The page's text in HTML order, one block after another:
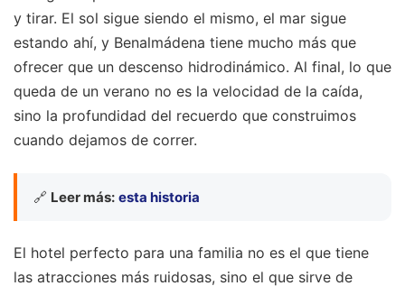
y tirar. El sol sigue siendo el mismo, el mar sigue
estando ahí, y Benalmádena tiene mucho más que
ofrecer que un descenso hidrodinámico. Al final, lo que
queda de un verano no es la velocidad de la caída,
sino la profundidad del recuerdo que construimos
cuando dejamos de correr.
🔗 Leer más: esta historia
El hotel perfecto para una familia no es el que tiene
las atracciones más ruidosas, sino el que sirve de